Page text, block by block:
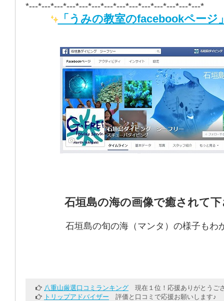
*---*---*---*---*---*---*---*---*---*---*---*---*---*---*
「うみの教室のfacebookページ
石垣島の海の画像で癒されて
石垣島の旬の海（マンタ）の様子もわ
八重山厳選口コミランキング 現在１位！応援ありがとうご
トリップアドバイザー 評価と口コミで応援お願いします♪